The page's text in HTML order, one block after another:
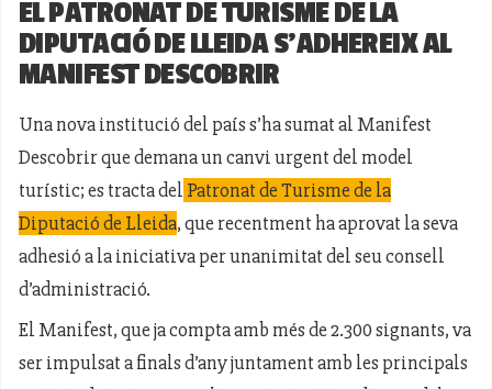
EL PATRONAT DE TURISME DE LA
DIPUTACIÓ DE LLEIDA S’ADHEREIX AL
MANIFEST DESCOBRIR
Una nova institució del país s’ha sumat al Manifest
Descobrir que demana un canvi urgent del model
turístic; es tracta del Patronat de Turisme de la
Diputació de Lleida, que recentment ha aprovat la seva
adhesió a la iniciativa per unanimitat del seu consell
d’administració.
El Manifest, que ja compta amb més de 2.300 signants, va
ser impulsat a finals d’any juntament amb les principals